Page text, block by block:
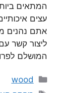
המתאים
עצים
אתם נהנים
ליצור קשר
המושלם
קטגוריות
wood